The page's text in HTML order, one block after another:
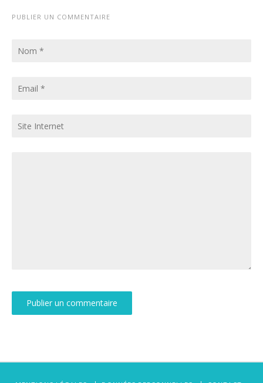
PUBLIER UN COMMENTAIRE